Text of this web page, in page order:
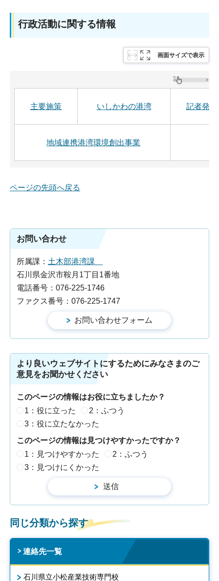
行政活動に関する情報
画面サイズで表示
主要施策 いしかわの港湾 記者発表
地域連携港湾環境創出事業
ページの先頭へ戻る
お問い合わせ
所属課： 土木部港湾課
石川県金沢市鞍月1丁目1番地
電話番号：076-225-1746
ファクス番号：076-225-1747
より良いウェブサイトにするためにみなさまのご
意見をお聞かせください
このページの情報はお役に立ちましたか？
1：役に立った
2：ふつう
3：役に立たなかった
このページの情報は見つけやすかったですか？
1：見つけやすかった
2：ふつう
3：見つけにくかった
同じ分類から探す
連絡先一覧
石川県立小松産業技術専門校